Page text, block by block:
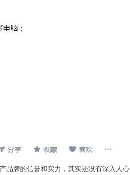
品牌的信誉和实力，其实还没有深入人心